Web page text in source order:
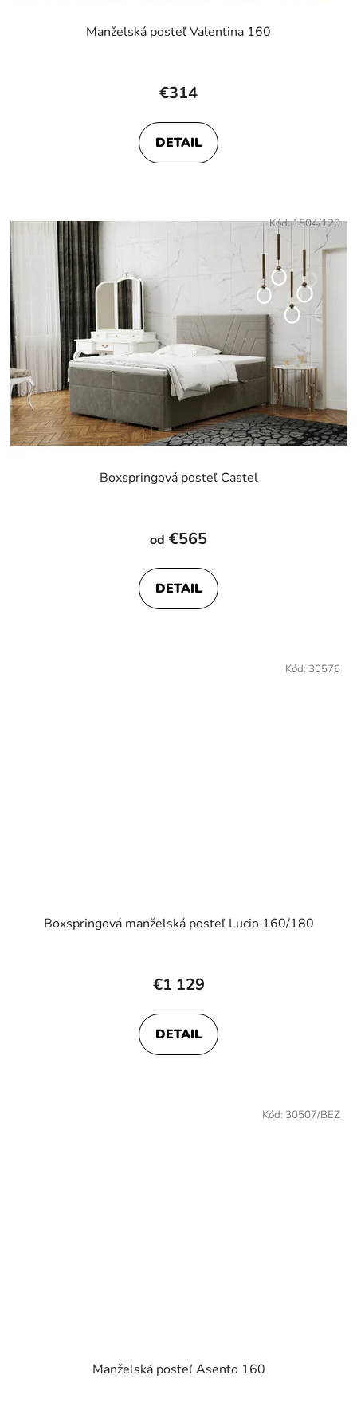
Manželská posteľ Valentina 160
€314
DETAIL
Boxspringová posteľ Castel
od €565
DETAIL
Kód:1504/120
Boxspringová manželská posteľ Lucio 160/180
hodnotenie
je
5,0
€1 129
DETAIL
Kód: 30576
Manželská posteľ Asento 160
Kód: 30507/BEZ